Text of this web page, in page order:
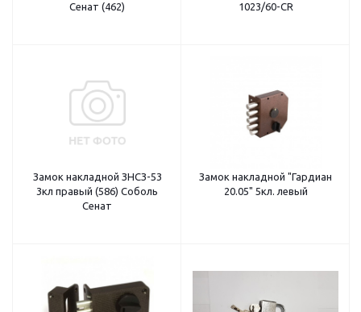
Сенат (462)
1023/60-CR
Замок накладной ЗНСЗ-53
3кл правый (586) Соболь
Сенат
Замок накладной "Гардиан
20.05" 5кл. левый